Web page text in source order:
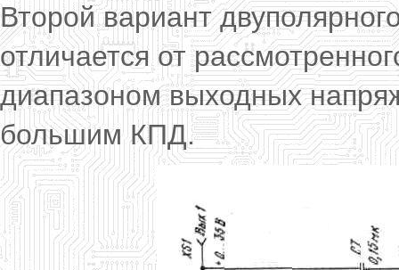
Второй вариант
отличается от
диапазоном выходных
большим КПД.